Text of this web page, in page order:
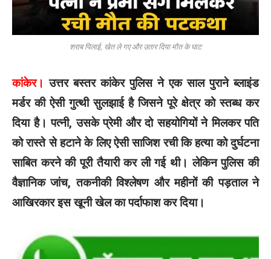
शराब पिलाई, खेत ले गए और उतार दिया मौत के घाट
कांकेर। उत्तर बस्तर कांकेर पुलिस ने एक साल पुराने ब्लाइंड
मर्डर की ऐसी गुत्थी सुलझाई है जिसने पूरे क्षेत्र को स्तब्ध कर
दिया है। पत्नी, उसके प्रेमी और दो सहयोगियों ने मिलकर पति
को रास्ते से हटाने के लिए ऐसी साजिश रची कि हत्या को दुर्घटना
साबित करने की पूरी तैयारी कर ली गई थी। लेकिन पुलिस की
वैज्ञानिक जांच, तकनीकी विश्लेषण और महीनों की पड़ताल ने
आखिरकार इस खूनी खेल का पर्दाफाश कर दिया।